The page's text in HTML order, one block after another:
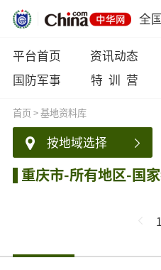
全
平台首页 资讯动态
国防军事
特 训 营
首页>基地资料库
按地域选择
重庆市-所有地区-国
1